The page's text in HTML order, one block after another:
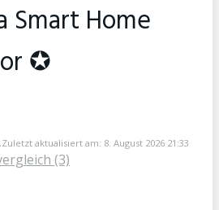
Smart Home
✪
Zuletzt aktualisiert am: 8. August 2026 21:33
(3)